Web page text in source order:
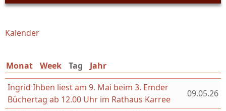
Sie sind hier
Kalender
Monat Week Tag (aktiver Reiter)
Jahr
Ingrid Ihben liest am 9. Mai beim 3. Emder
Büchertag ab 12.00 Uhr im Rathaus Karree
09.05.26